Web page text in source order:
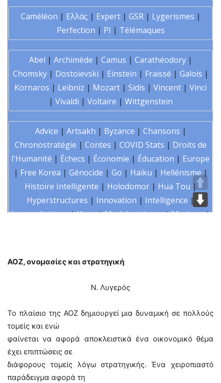
ΑΟΖ, ονομασίες και στρατηγική
Ν. Λυγερός
Το πλαίσιο της ΑΟΖ δημιουργεί μια δυναμική σε πολλούς
τομείς και ενώ
φαίνεται να αφορά αποκλειστικά ένα οικονομικό θέμα
έχει επιπτώσεις σε
διάφορους τομείς λόγω στρατηγικής. Ένα χειροπιαστό
παράδειγμα αφορά τη